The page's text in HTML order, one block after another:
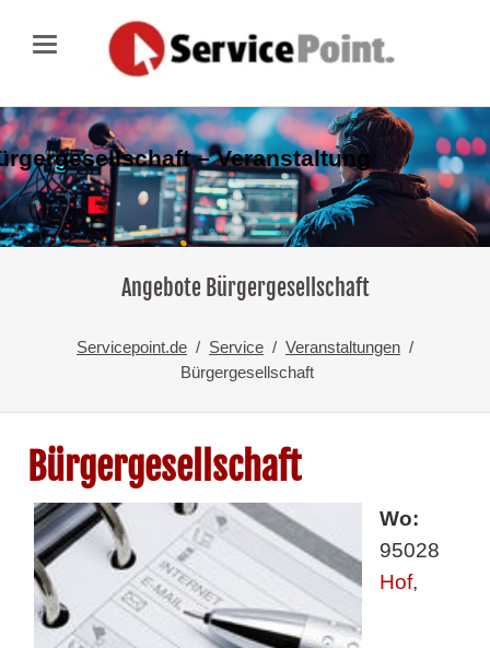
– Veranstaltung
Angebote Bürgergesellschaft
Servicepoint.de Service
Veranstaltungen
Bürgergesellschaft
Bürgergesellschaft
Wo:
95028
Hof,